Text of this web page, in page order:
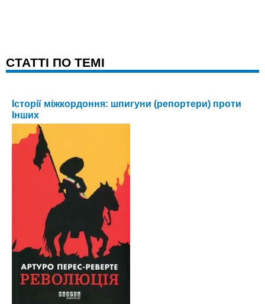
CТАТТІ ПО ТЕМІ
Історії міжкордоння: шпигуни (репортери) проти
Інших